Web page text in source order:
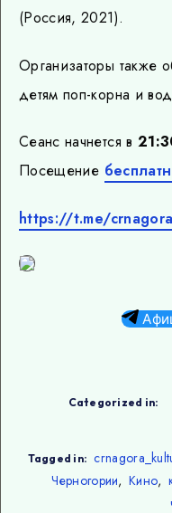
(Россия, 2021).
Организаторы также
детям поп-корна и
Сеанс начнется в
Посещение
https://t.me/
Categorized in:
Tagged in:
Черногории, Кино,